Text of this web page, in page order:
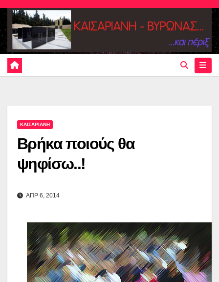
Skip
content
ΚΑΙΣΑΡΙΑΝΗ
Βρήκα ποιούς θα
ψηφίσω..!
ΑΠΡ 6, 2014